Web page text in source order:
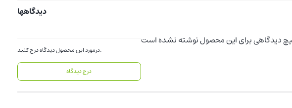
دیدگاهها
درمورد این محصول دیدگاه درج کنید.
درج دیدگاه